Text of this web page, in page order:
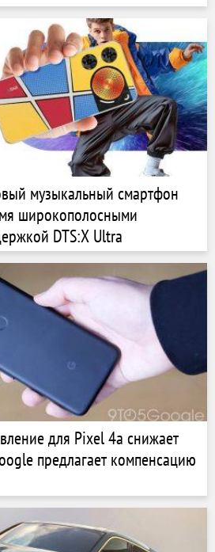
музыкальный смартфон
широкополосными
DTS:X Ultra
для Pixel 4a снижает
предлагает компенсацию